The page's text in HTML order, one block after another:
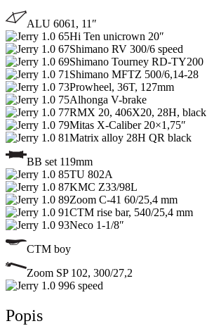
ALU 6061, 11″
Hi Ten unicrown 20″
Shimano RV 300/6 speed
Shimano Tourney RD-TY200
Shimano MFTZ 500/6,14-28
Prowheel, 36T, 127mm
Alhonga V-brake
RMX 20, 406X20, 28H, black
Mitas X-Caliber 20×1,75″
Matrix alloy 28H QR black
BB set 119mm
TU 802A
KMC Z33/98L
Zoom C-41 60/25,4 mm
CTM rise bar, 540/25,4 mm
Neco 1-1/8″
CTM boy
Zoom SP 102, 300/27,2
6 speed
Popis